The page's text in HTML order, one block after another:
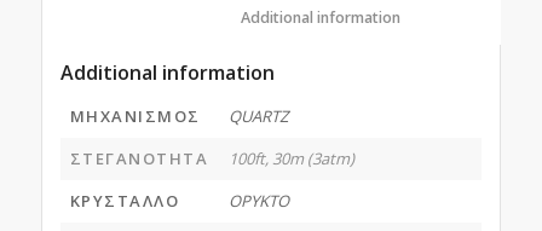
Additional information
ΜΗΧΑΝΙΣΜΟΣ
QUARTZ
ΣΤΕΓΑΝΟΤΗΤΑ
100ft, 30m (3atm)
ΚΡΥΣΤΑΛΛΟ
ΟΡΥΚΤΟ